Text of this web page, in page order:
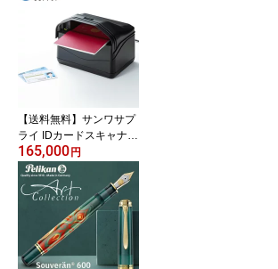
【新生活応援】
【送料無料】サンワサプ
ライ IDカードスキャナ
(パスポート、免許証、保
険証) PSC-14UP
165,000 円